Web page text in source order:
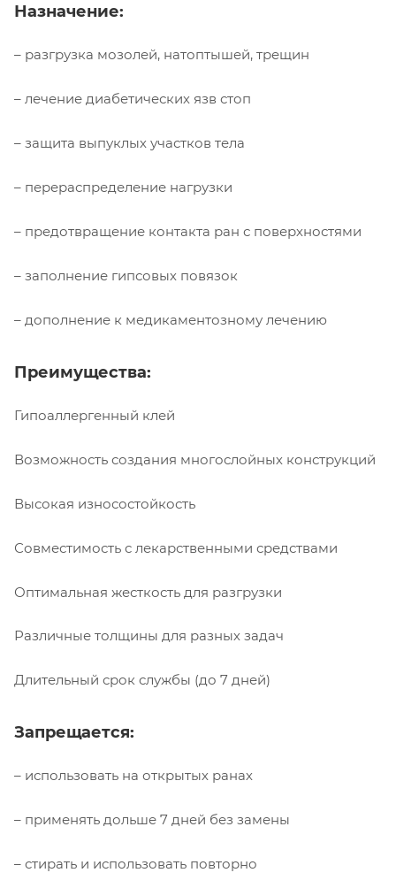
Назначение:
– разгрузка мозолей, натоптышей, трещин
– лечение диабетических язв стоп
– защита выпуклых участков тела
– перераспределение нагрузки
– предотвращение контакта ран с поверхностями
– заполнение гипсовых повязок
– дополнение к медикаментозному лечению
Преимущества:
Гипоаллергенный клей
Возможность создания многослойных конструкций
Высокая износостойкость
Совместимость с лекарственными средствами
Оптимальная жесткость для разгрузки
Различные толщины для разных задач
Длительный срок службы (до 7 дней)
Запрещается:
– использовать на открытых ранах
– применять дольше 7 дней без замены
– стирать и использовать повторно